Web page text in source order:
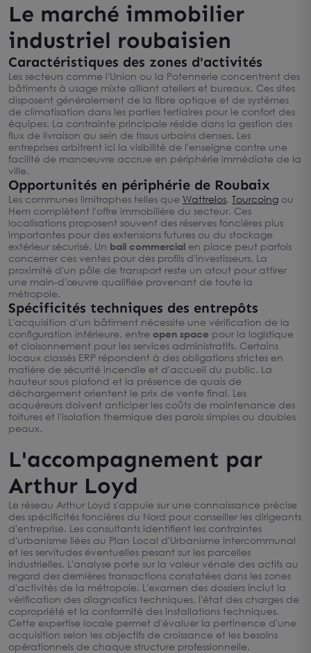
Le marché immobilier
industriel roubaisien
Caractéristiques des zones d'activités
Les secteurs comme l'Union ou la Potennerie concentrent des
bâtiments à usage mixte alliant ateliers et bureaux. Ces sites
disposent généralement de la fibre optique et de systèmes
de climatisation dans les parties tertiaires pour le confort des
équipes. La contrainte principale réside dans la gestion des
flux de livraison au sein de tissus urbains denses. Les
entreprises arbitrent ici la visibilité de l'enseigne contre une
facilité de manoeuvre accrue en périphérie immédiate de la
ville.
Opportunités en périphérie de Roubaix
Les communes limitrophes telles que Wattrelos, Tourcoing ou
Hem complètent l'offre immobilière du secteur. Ces
localisations proposent souvent des réserves foncières plus
importantes pour des extensions futures ou du stockage
extérieur sécurisé. Un bail commercial en place peut parfois
concerner ces ventes pour des profils d'investisseurs. La
proximité d'un pôle de transport reste un atout pour attirer
une main-d'œuvre qualifiée provenant de toute la
métropole.
Spécificités techniques des entrepôts
L'acquisition d'un bâtiment nécessite une vérification de la
configuration intérieure, entre open space pour la logistique
et cloisonnement pour les services administratifs. Certains
locaux classés ERP répondent à des obligations strictes en
matière de sécurité incendie et d'accueil du public. La
hauteur sous plafond et la présence de quais de
déchargement orientent le prix de vente final. Les
acquéreurs doivent anticiper les coûts de maintenance des
toitures et l'isolation thermique des parois simples ou doubles
peaux.
L'accompagnement par
Arthur Loyd
Le réseau Arthur Loyd s'appuie sur une connaissance précise
des spécificités foncières du Nord pour conseiller les dirigeants
d'entreprise. Les consultants identifient les contraintes
d'urbanisme liées au Plan Local d'Urbanisme intercommunal
et les servitudes éventuelles pesant sur les parcelles
industrielles. L'analyse porte sur la valeur vénale des actifs au
regard des dernières transactions constatées dans les zones
d'activités de la métropole. L'examen des dossiers inclut la
vérification des diagnostics techniques, l'état des charges de
copropriété et la conformité des installations techniques.
Cette expertise locale permet d'évaluer la pertinence d'une
acquisition selon les objectifs de croissance et les besoins
opérationnels de chaque structure professionnelle.